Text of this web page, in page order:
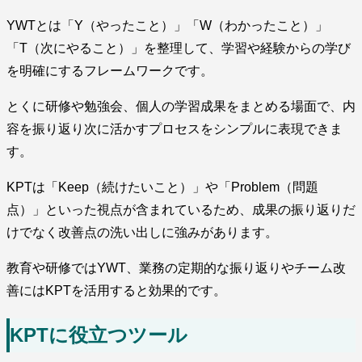
YWTとは「Y（やったこと）」「W（わかったこと）」
「T（次にやること）」を整理して、学習や経験からの学び
を明確にするフレームワークです。
とくに研修や勉強会、個人の学習成果をまとめる場面で、内
容を振り返り次に活かすプロセスをシンプルに表現できま
す。
KPTは「Keep（続けたいこと）」や「Problem（問題
点）」といった視点が含まれているため、成果の振り返りだ
けでなく改善点の洗い出しに強みがあります。
教育や研修ではYWT、業務の定期的な振り返りやチーム改
善にはKPTを活用すると効果的です。
KPTに役立つツール